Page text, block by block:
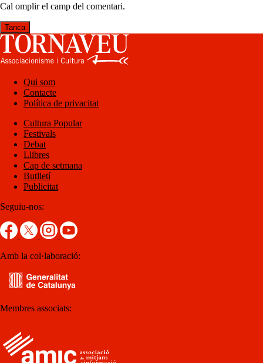
Cal omplir el camp del comentari.
Tanca
Qui som
Contacte
Política de privacitat
Cultura Popular
Festivals
Debat
Llibres
Cap de setmana
Butlletí
Publicitat
Seguiu-nos:
Amb la col·laboració:
Membres associats: